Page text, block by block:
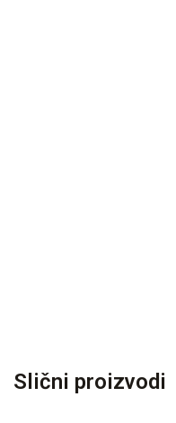
Slični proizvodi